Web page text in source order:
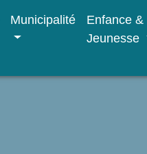
Municipalité
Enfance &
Jeunesse